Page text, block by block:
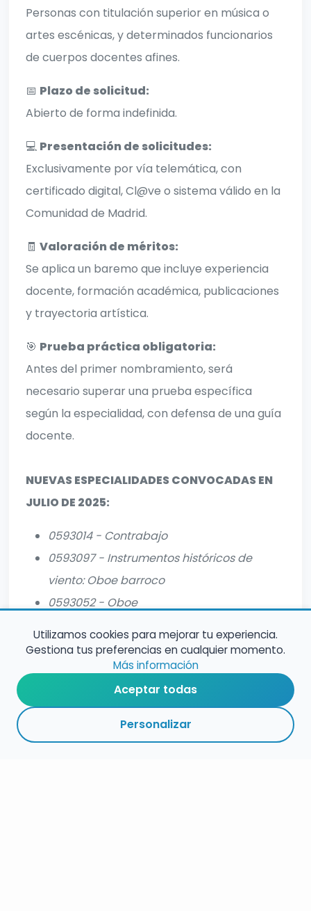
Personas con titulación superior en música o
artes escénicas, y determinados funcionarios
de cuerpos docentes afines.
📅 Plazo de solicitud:
Abierto de forma indefinida.
💻 Presentación de solicitudes:
Exclusivamente por vía telemática, con
certificado digital, Cl@ve o sistema válido en la
Comunidad de Madrid.
🧾 Valoración de méritos:
Se aplica un baremo que incluye experiencia
docente, formación académica, publicaciones
y trayectoria artística.
🎯 Prueba práctica obligatoria:
Antes del primer nombramiento, será
necesario superar una prueba específica
según la especialidad, con defensa de una guía
docente.
NUEVAS ESPECIALIDADES CONVOCADAS EN
JULIO DE 2025:
0593014 - Contrabajo
0593097 - Instrumentos históricos de
viento: Oboe barroco
0593052 - Oboe
RESUMEN PLAZOS ESPECIALIDADES ENLACES SEGUIR
Utilizamos cookies para mejorar tu experiencia.
Gestiona tus preferencias en cualquier momento.
Más información
Aceptar todas
Personalizar